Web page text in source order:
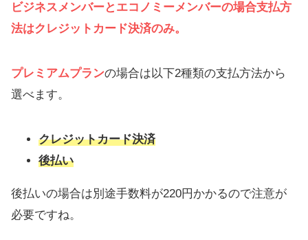
ビジネスメンバーとエコノミーメンバーの場合支払方
法はクレジットカード決済のみ。
プレミアムプランの場合は以下2種類の支払方法から
選べます。
クレジットカード決済
後払い
後払いの場合は別途手数料が220円かかるので注意が
必要ですね。